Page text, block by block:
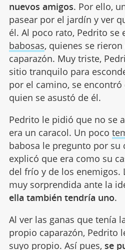
nuevos amigos. Por ello,
pasear por el jardín y ver
él. Al poco rato, Pedrito se
babosas, quienes se
caparazón. Muy triste,
sitio tranquilo para
por el camino, se encontró
quien se asustó de él.
Pedrito le pidió que no se
era un caracol. Un poco
babosa le pregunto por su
explicó que era como su
del frío y de los enemigos.
muy sorprendida ante la
ella también tendría uno.
Al ver las ganas que tenía
propio caparazón, Pedrito
suyo propio. Así pues, se